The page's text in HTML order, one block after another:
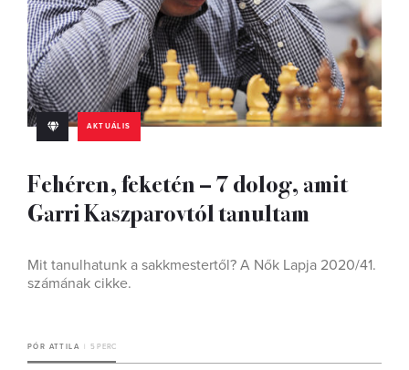
AKTUÁLIS
Fehéren, feketén – 7 dolog, amit
Garri Kaszparovtól tanultam
Mit tanulhatunk a sakkmestertől? A Nők Lapja 2020/41.
számának cikke.
PÓR ATTILA 5 PERC